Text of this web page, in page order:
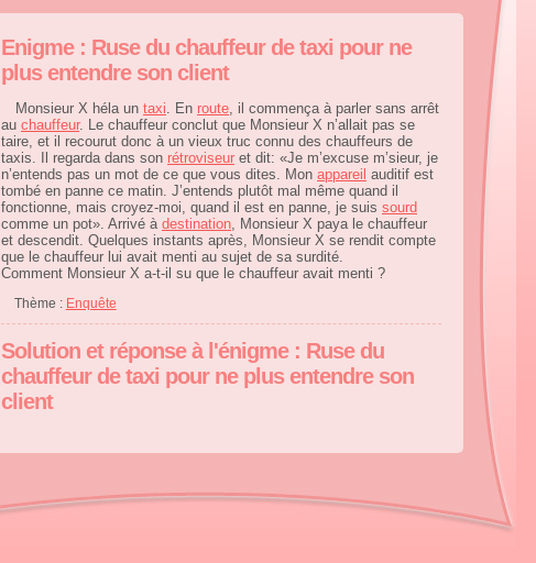
Enigme : Ruse du chauffeur de taxi pour ne
plus entendre son client
Monsieur X héla un taxi. En route, il commença à parler sans arrêt
au chauffeur. Le chauffeur conclut que Monsieur X n’allait pas se
taire, et il recourut donc à un vieux truc connu des chauffeurs de
taxis. Il regarda dans son rétroviseur et dit: «Je m’excuse m’sieur, je
n’entends pas un mot de ce que vous dites. Mon appareil auditif est
tombé en panne ce matin. J’entends plutôt mal même quand il
fonctionne, mais croyez-moi, quand il est en panne, je suis sourd
comme un pot». Arrivé à destination, Monsieur X paya le chauffeur
et descendit. Quelques instants après, Monsieur X se rendit compte
que le chauffeur lui avait menti au sujet de sa surdité.
Comment Monsieur X a-t-il su que le chauffeur avait menti ?
Thème : Enquête
Solution et réponse à l'énigme : Ruse du
chauffeur de taxi pour ne plus entendre son
client